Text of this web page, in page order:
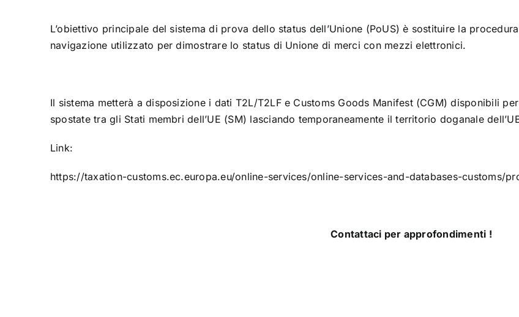
L’obiettivo principale del sistema di prova dello status dell’Unione (PoUS) è sostituire la
navigazione utilizzato per dimostrare lo status di Unione di merci con mezzi elettronici.
Il sistema metterà a disposizione i dati T2L/T2LF e Customs Goods Manifest (CGM) disponibili
spostate tra gli Stati membri dell’UE (SM) lasciando temporaneamente il territorio doganale
Link:
https://taxation-customs.ec.europa.eu/online-services/online-services-and-databases-customs/
Contattaci per approfondimenti !